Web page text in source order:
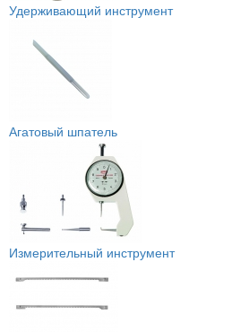
Удерживающий инструмент
Агатовый шпатель
Измерительный инструмент